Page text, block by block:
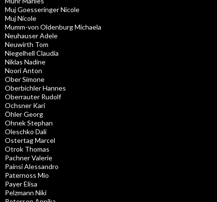
Muj Goesseringer Nicole
Muj Nicole
Mumm-von Oldenburg Michaela
Neuhauser Adele
Neuwirth Tom
Niegelhell Claudia
Niklas Nadine
Noori Anton
Ober Simone
Oberbichler Hannes
Oberrauter Rudolf
Ochsner Kari
Öhler Georg
Ohnek Stephan
Oleschko Dali
Ostertag Marcel
Otrok Thomas
Pachner Valerie
Painsi Alessandro
Paternoss Mio
Payer Elisa
Pelzmann Niki